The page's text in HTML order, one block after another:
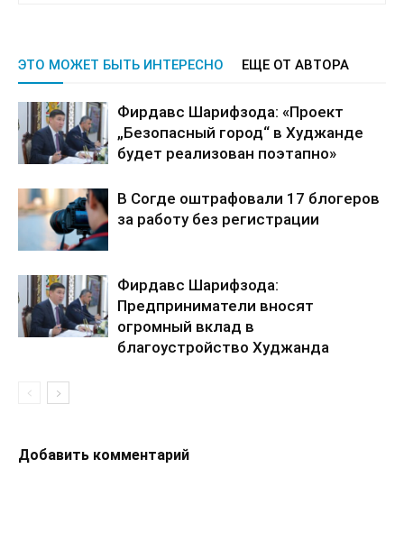
ЭТО МОЖЕТ БЫТЬ ИНТЕРЕСНО ЕЩЕ ОТ АВТОРА
Фирдавс Шарифзода: «Проект
„Безопасный город“ в Худжанде
будет реализован поэтапно»
В Согде оштрафовали 17 блогеров
за работу без регистрации
Фирдавс Шарифзода:
Предприниматели вносят
огромный вклад в
благоустройство Худжанда
Добавить комментарий